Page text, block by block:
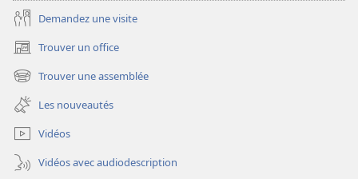
Demandez une visite
Trouver un office
(ouvre
une
nouvelle
fenêtre)
Trouver une assemblée
(ouvre
une
nouvelle
fenêtre)
Les nouveautés
Vidéos
Vidéos avec audiodescription